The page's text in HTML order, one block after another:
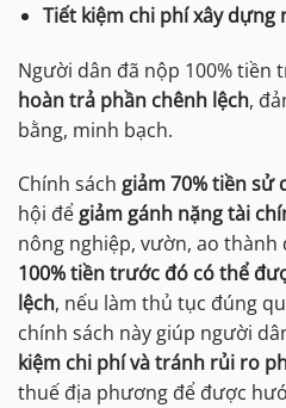
Tiết kiệm chi phí xây dựng
Người dân đã nộp 100% tiền
hoàn trả phần chênh lệch,
bằng, minh bạch.
Chính sách giảm 70% tiền sử
hội để giảm gánh nặng tài
nông nghiệp, vườn, ao thành
100% tiền trước đó có thể
lệch, nếu làm thủ tục đúng
chính sách này giúp người
kiệm chi phí và tránh rủi ro
thuế địa phương để được